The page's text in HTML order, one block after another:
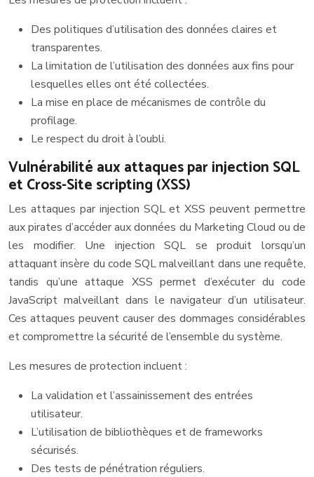
Des politiques d’utilisation des données claires et
transparentes.
La limitation de l’utilisation des données aux fins pour
lesquelles elles ont été collectées.
La mise en place de mécanismes de contrôle du
profilage.
Le respect du droit à l’oubli.
Vulnérabilité aux attaques par injection SQL
et Cross-Site scripting (XSS)
Les attaques par injection SQL et XSS peuvent permettre
aux pirates d’accéder aux données du Marketing Cloud ou de
les modifier. Une injection SQL se produit lorsqu’un
attaquant insère du code SQL malveillant dans une requête,
tandis qu’une attaque XSS permet d’exécuter du code
JavaScript malveillant dans le navigateur d’un utilisateur.
Ces attaques peuvent causer des dommages considérables
et compromettre la sécurité de l’ensemble du système.
Les mesures de protection incluent :
La validation et l’assainissement des entrées
utilisateur.
L’utilisation de bibliothèques et de frameworks
sécurisés.
Des tests de pénétration réguliers.